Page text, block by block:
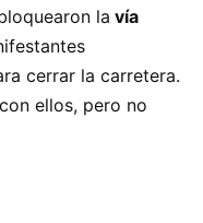
la vía
cerrar la carretera.
ellos, pero no